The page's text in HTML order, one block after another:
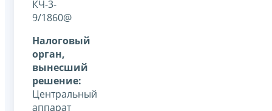
КЧ-3-
9/1860@
Налоговый
орган,
вынесший
решение:
Центральный
аппарат